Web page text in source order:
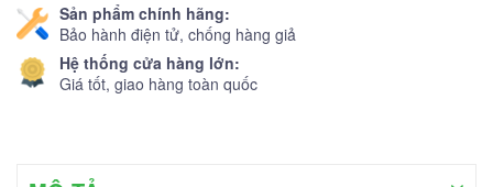
Sản phẩm chính hãng:
Bảo hành điện tử, chống hàng giả
Hệ thống cửa hàng lớn:
Giá tốt, giao hàng toàn quốc